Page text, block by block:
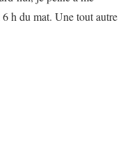
6 h du mat. Une tout autre